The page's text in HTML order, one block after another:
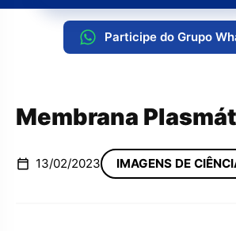
Participe do Grupo
Membrana
13/02/2023 IMAGENS DE